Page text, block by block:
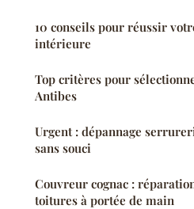
10 conseils pour réussir
intérieure
Top critères pour
Antibes
Urgent : dépannage
sans souci
Couvreur cognac :
toitures à portée de main